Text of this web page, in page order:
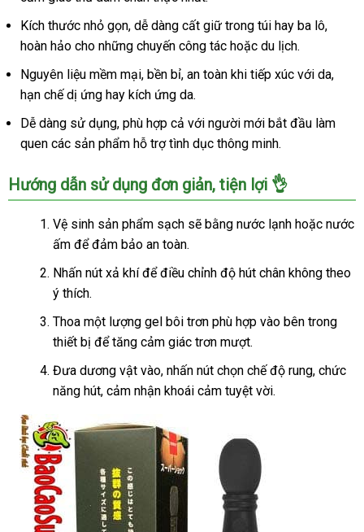
Kích
Thích
Nam
Kích thước nhỏ gọn, dễ dàng cất giữ trong túi hay ba lô,
hoàn hảo cho những chuyến công tác hoặc du lịch.
Nguyên liệu mềm mại, bền bỉ, an toàn khi tiếp xúc với da,
hạn chế dị ứng hay kích ứng da.
Dễ dàng sử dụng, phù hợp cả với người mới bắt đầu làm
quen các sản phẩm hỗ trợ tình dục thông minh.
Hướng dẫn sử dụng đơn giản, tiện lợi 👌
Vệ sinh sản phẩm sạch sẽ bằng nước lạnh hoặc nước
ấm để đảm bảo an toàn.
Nhấn nút xả khí để điều chỉnh độ hút chân không theo
ý thích.
Thoa một lượng gel bôi trơn phù hợp vào bên trong
thiết bị để tăng cảm giác trơn mượt.
Đưa dương vật vào, nhấn nút chọn chế độ rung, chức
năng hút, cảm nhận khoái cảm tuyệt vời.